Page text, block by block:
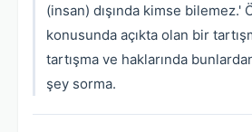
(insan) dışında kimse bilemez.'
konusunda açıkta olan bir
tartışma ve haklarında
şey sorma.